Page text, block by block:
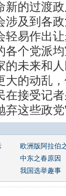
新的过渡
涉及到各
轻易作出
各个党派
的未来和
大的动乱
接受记
弃这些政党
欧洲版阿拉伯
中东之春原因
我国选举趣事